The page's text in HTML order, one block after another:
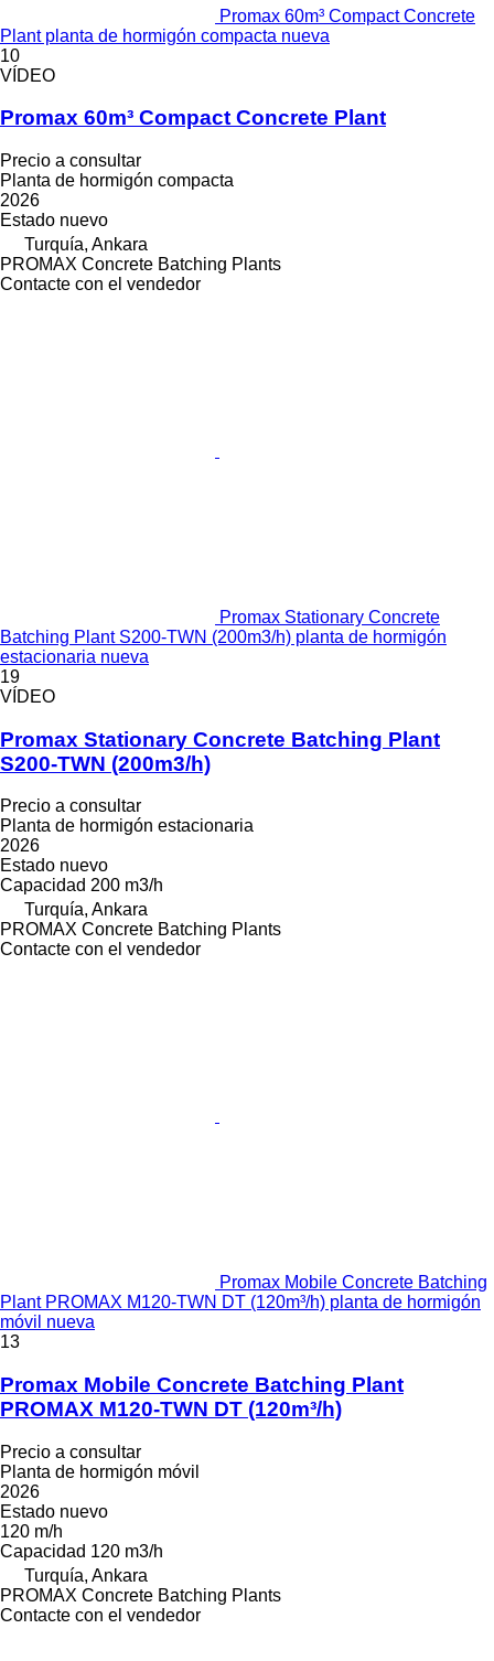
Promax 60m³ Compact Concrete
Plant planta de hormigón compacta nueva
10
VÍDEO
Promax 60m³ Compact Concrete Plant
Precio a consultar
Planta de hormigón compacta
2026
Estado nuevo
Turquía, Ankara
PROMAX Concrete Batching Plants
Contacte con el vendedor
Promax Stationary Concrete
Batching Plant S200-TWN (200m3/h) planta de hormigón
estacionaria nueva
19
VÍDEO
Promax Stationary Concrete Batching Plant
S200-TWN (200m3/h)
Precio a consultar
Planta de hormigón estacionaria
2026
Estado nuevo
Capacidad 200 m3/h
Turquía, Ankara
PROMAX Concrete Batching Plants
Contacte con el vendedor
Promax Mobile Concrete Batching
Plant PROMAX M120-TWN DT (120m³/h) planta de hormigón
móvil nueva
13
Promax Mobile Concrete Batching Plant
PROMAX M120-TWN DT (120m³/h)
Precio a consultar
Planta de hormigón móvil
2026
Estado nuevo
120 m/h
Capacidad 120 m3/h
Turquía, Ankara
PROMAX Concrete Batching Plants
Contacte con el vendedor